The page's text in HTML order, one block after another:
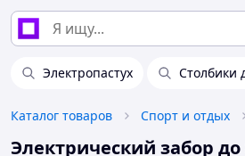
Электропастух Столбики
Каталог товаров Спорт и отдых
Электрический забор